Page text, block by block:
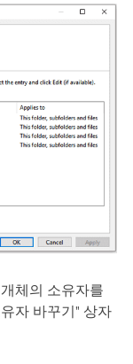
체의 소유자를
자 바꾸기" 상자